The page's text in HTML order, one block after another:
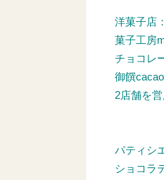
洋菓子店：
菓子工房
チョコレ
御饌cacao
2店舗を
パティシ
ショコラ